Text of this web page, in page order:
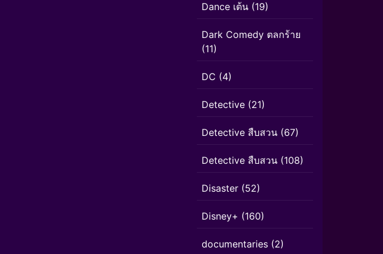
Dance เต้น (19)
Dark Comedy ตลกร้าย
(11)
DC (4)
Detective (21)
Detective สืบสวน (67)
Detective สืบสวน (108)
Disaster (52)
Disney+ (160)
documentaries (2)